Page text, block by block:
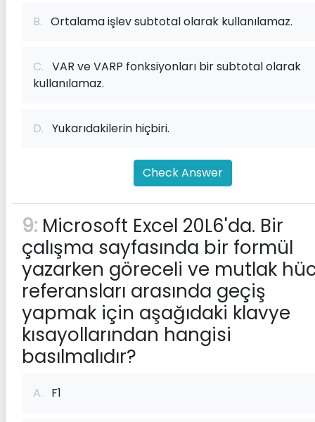
B. Ortalama işlev subtotal olarak kullanılamaz.
C. VAR ve VARP fonksiyonları bir subtotal olarak
kullanılamaz.
D. Yukarıdakilerin hiçbiri.
Check Answer
9: Microsoft Excel 20L6'da. Bir
çalışma sayfasında bir formül
yazarken göreceli ve mutlak
referansları arasında geçiş
yapmak için aşağıdaki klavye
kısayollarından hangisi
basılmalıdır?
A. F1